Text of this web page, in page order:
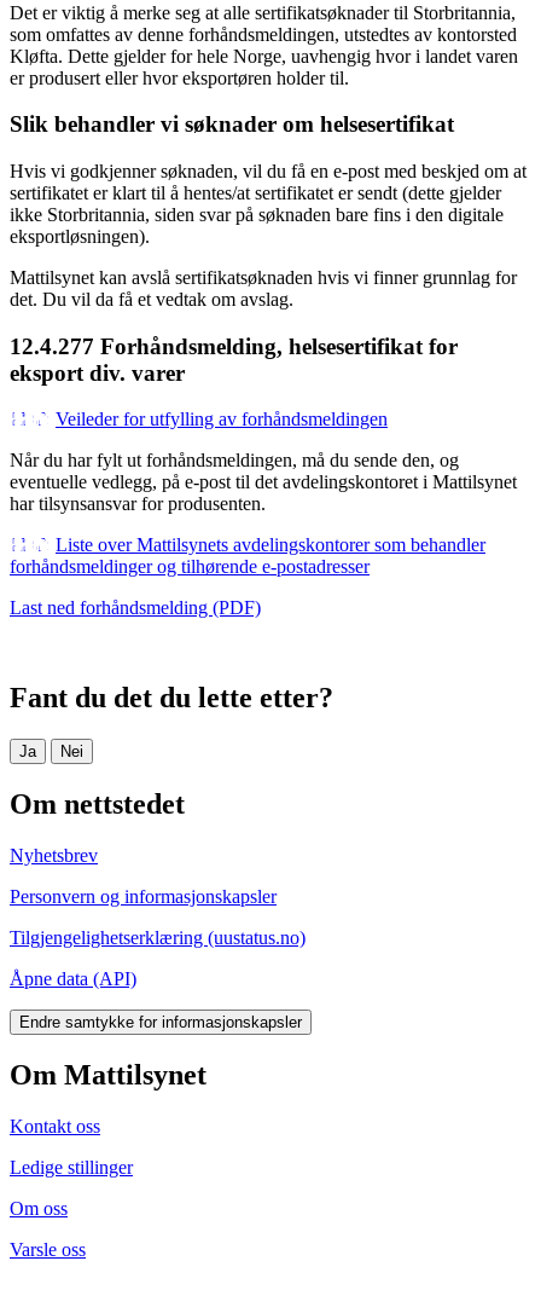
Det er viktig å merke seg at alle sertifikatsøknader til Storbritannia,
som omfattes av denne forhåndsmeldingen, utstedtes av kontorsted
Kløfta. Dette gjelder for hele Norge, uavhengig hvor i landet varen
er produsert eller hvor eksportøren holder til.
Slik behandler vi søknader om helsesertifikat
Hvis vi godkjenner søknaden, vil du få en e-post med beskjed om at
sertifikatet er klart til å hentes/at sertifikatet er sendt (dette gjelder
ikke Storbritannia, siden svar på søknaden bare fins i den digitale
eksportløsningen).
Mattilsynet kan avslå sertifikatsøknaden hvis vi finner grunnlag for
det. Du vil da få et vedtak om avslag.
12.4.277 Forhåndsmelding, helsesertifikat for
eksport div. varer
Veileder for utfylling av forhåndsmeldingen
Når du har fylt ut forhåndsmeldingen, må du sende den, og
eventuelle vedlegg, på e-post til det avdelingskontoret i Mattilsynet
har tilsynsansvar for produsenten.
Liste over Mattilsynets avdelingskontorer som behandler
forhåndsmeldinger og tilhørende e-postadresser
Last ned forhåndsmelding (PDF)
Fant du det du lette etter?
Ja Nei
Om nettstedet
Nyhetsbrev
Personvern og informasjonskapsler
Tilgjengelighetserklæring (uustatus.no)
Åpne data (API)
Endre samtykke for informasjonskapsler
Om Mattilsynet
Kontakt oss
Ledige stillinger
Om oss
Varsle oss